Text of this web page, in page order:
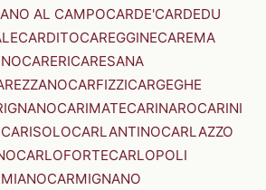
AL CAMPOCARDE'CARDEDU
CARDITOCAREGGINECAREMA
CARERICARESANA
CARFIZZICARGEGHE
CARIMATECARINAROCARINI
CARISOLOCARLANTINOCARLAZZO
CARLOFORTECARLOPOLI
CARMIGNANO